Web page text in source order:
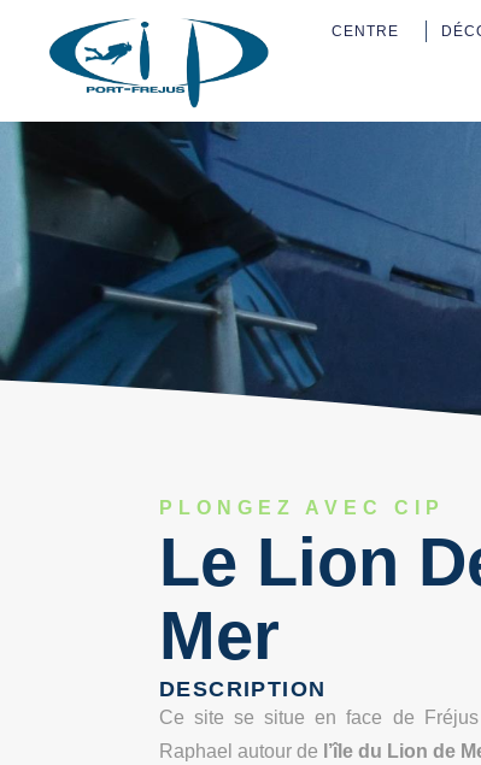
CENTRE
PLONGEZ AVEC CIP
Le Lion
Mer
DESCRIPTION
Ce site se situe en face de
Raphael autour de l’île du Lion de